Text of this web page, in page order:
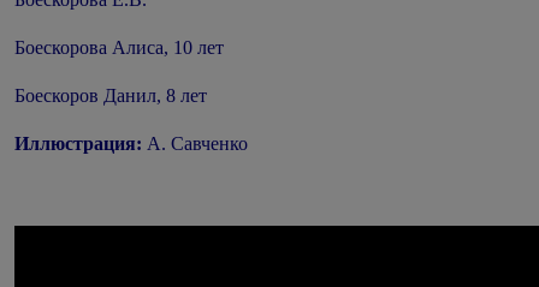
Боескорова Алиса, 10 лет
Боескоров Данил, 8 лет
Иллюстрация: А. Савченко